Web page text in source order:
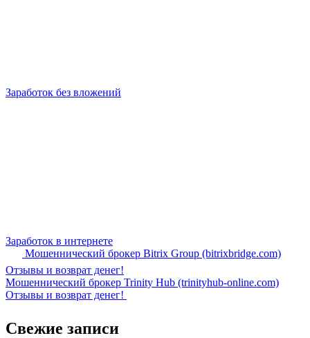
Заработок без вложений
Заработок в интернете
Мошеннический брокер Bitrix Group (bitrixbridge.com)
Отзывы и возврат денег!
Мошеннический брокер Trinity Hub (trinityhub-online.com)
Отзывы и возврат денег!
Свежие записи